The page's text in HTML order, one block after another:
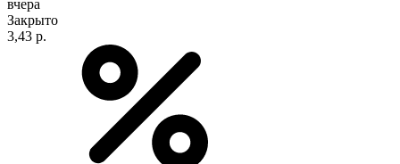
вчера
Закрыто
3,43 р.